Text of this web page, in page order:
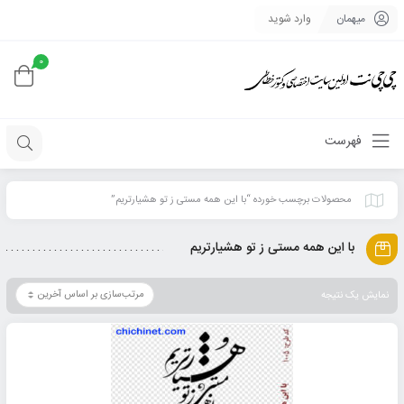
میهمان وارد شوید
0
فهرست
محصولات برچسب خورده “با این‌ همه مستی ز تو هشیارتریم”
با این‌ همه مستی ز تو هشیارتریم
نمایش یک نتیجه